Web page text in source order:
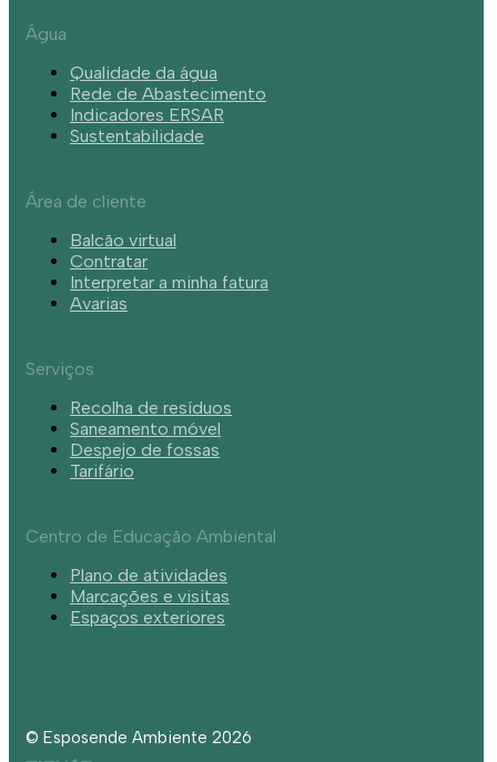
Água
Qualidade da água
Rede de Abastecimento
Indicadores ERSAR
Sustentabilidade
Área de cliente
Balcão virtual
Contratar
Interpretar a minha fatura
Avarias
Serviços
Recolha de resíduos
Saneamento móvel
Despejo de fossas
Tarifário
Centro de Educação Ambiental
Plano de atividades
Marcações e visitas
Espaços exteriores
© Esposende Ambiente 2026